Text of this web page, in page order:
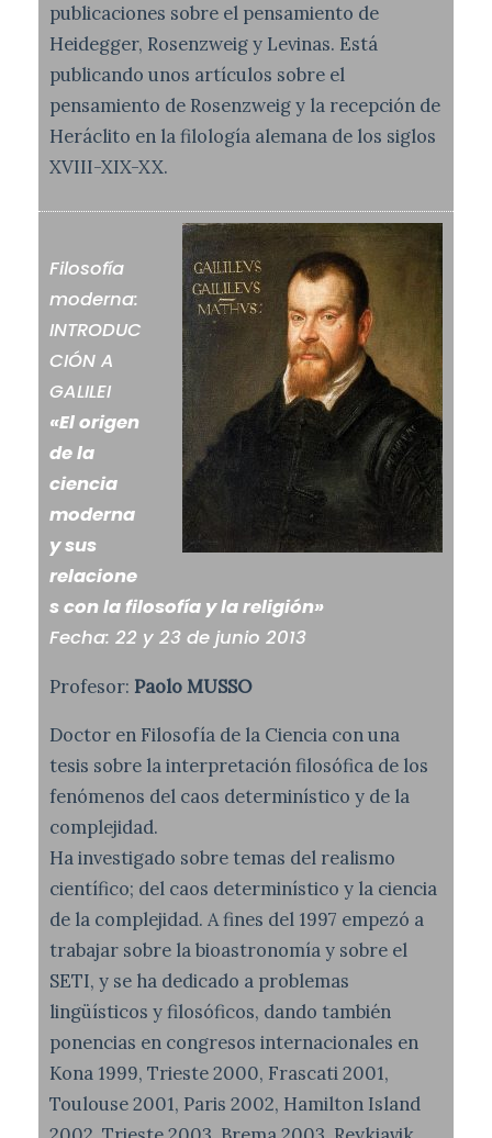
publicaciones sobre el pensamiento de
Heidegger, Rosenzweig y Levinas. Está
publicando unos artículos sobre el
pensamiento de Rosenzweig y la recepción de
Heráclito en la filología alemana de los siglos
XVIII-XIX-XX.
Filosofía
moderna:
INTRODUC
CIÓN A
GALILEI
«El origen
de la
ciencia
moderna
y sus
relacione
s con la filosofía y la religión»
Fecha: 22 y 23 de junio 2013
Profesor: Paolo MUSSO
Doctor en Filosofía de la Ciencia con una
tesis sobre la interpretación filosófica de los
fenómenos del caos determinístico y de la
complejidad.
Ha investigado sobre temas del realismo
científico; del caos determinístico y la ciencia
de la complejidad. A fines del 1997 empezó a
trabajar sobre la bioastronomía y sobre el
SETI, y se ha dedicado a problemas
lingüísticos y filosóficos, dando también
ponencias en congresos internacionales en
Kona 1999, Trieste 2000, Frascati 2001,
Toulouse 2001, Paris 2002, Hamilton Island